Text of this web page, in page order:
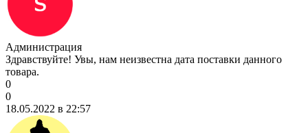
Администрация
Здравствуйте! Увы, нам неизвестна дата поставки данного
товара.
0
0
18.05.2022 в 22:57